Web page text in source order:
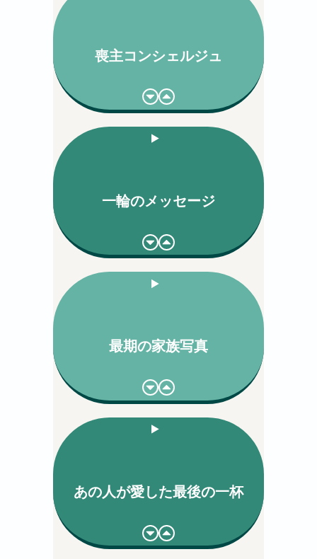
喪主コンシェルジュ
一輪のメッセージ
最期の家族写真
あの人が愛した最後の一杯